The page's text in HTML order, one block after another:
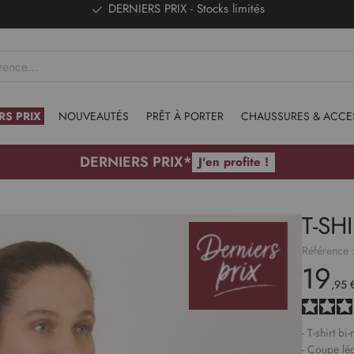
DERNIERS PRIX - Stocks limités
PRIX NOUVEAUTÉS PRÊT À PORTER CHAUSSURES &
DERNIERS PRIX* J'en profite !
T-
Référence :
19,95
- T-shirt
- Coupe